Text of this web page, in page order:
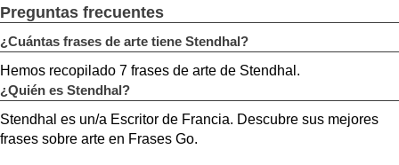
Preguntas frecuentes
¿Cuántas frases de arte tiene Stendhal?
Hemos recopilado 7 frases de arte de Stendhal.
¿Quién es Stendhal?
Stendhal es un/a Escritor de Francia. Descubre sus mejores
frases sobre arte en Frases Go.